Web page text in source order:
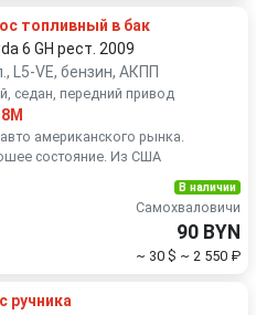
топливный в бак
6 GH рест. 2009
L5-VE, бензин, АКПП
седан, передний привод
американского рынка.
состояние. Из США
В наличии
Самохваловичи
90 BYN
~ 30 $ ~ 2 550 ₽
ручника